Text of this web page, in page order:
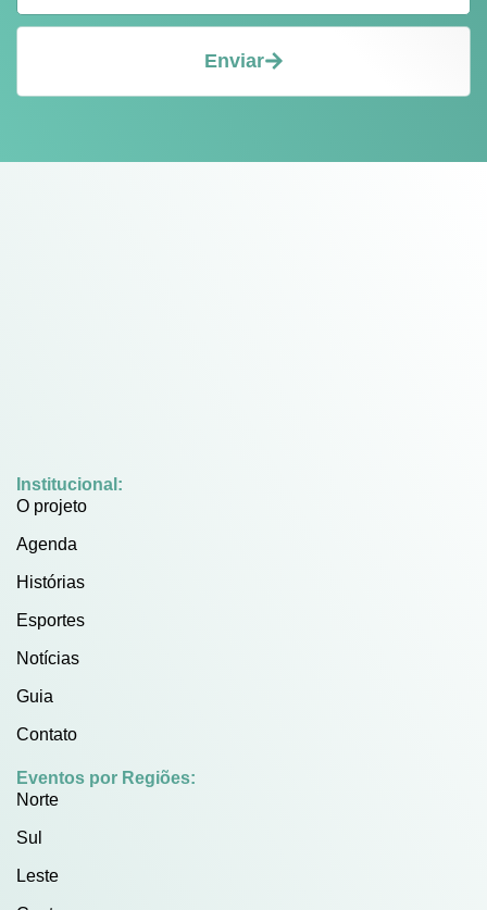
Enviar
Institucional:
O projeto
Agenda
Histórias
Esportes
Notícias
Guia
Contato
Eventos por Regiões:
Norte
Sul
Leste